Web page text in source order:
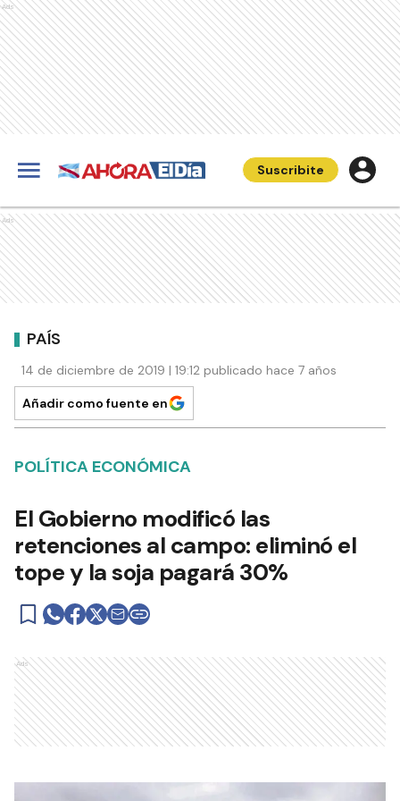
Ads
Suscribite
Ads
PAÍS
14 de diciembre de 2019 | 19:12 publicado hace 7 años
Añadir como fuente en
POLÍTICA ECONÓMICA
El Gobierno modificó las
retenciones al campo: eliminó el
tope y la soja pagará 30%
Ads